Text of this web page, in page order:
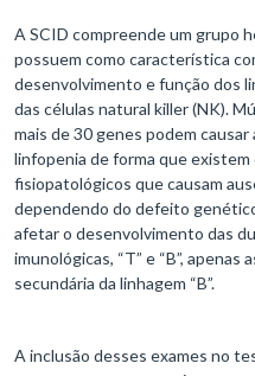
A SCID compreende um grupo
possuem como característica
desenvolvimento e função dos
das células natural killer (NK).
mais de 30 genes podem
linfopenia de forma que
fisiopatológicos que causam
dependendo do defeito
afetar o desenvolvimento das
imunológicas, “T” e “B”, apenas
secundária da linhagem “B”.
A inclusão desses exames no